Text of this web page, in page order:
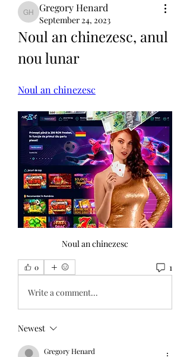
Gregory Henard
Gregory Henard
September 24, 2023
Noul an chinezesc, anul
nou lunar
Noul an chinezesc
Noul an chinezesc
0 1
Write a comment...
Newest
Gregory Henard